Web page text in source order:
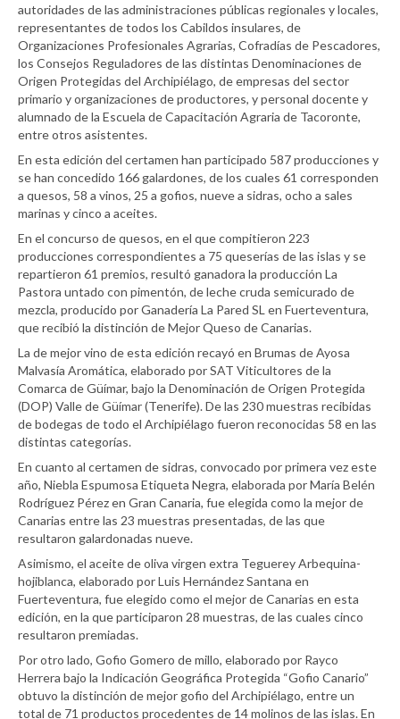
autoridades de las administraciones públicas regionales y locales,
representantes de todos los Cabildos insulares, de
Organizaciones Profesionales Agrarias, Cofradías de Pescadores,
los Consejos Reguladores de las distintas Denominaciones de
Origen Protegidas del Archipiélago, de empresas del sector
primario y organizaciones de productores, y personal docente y
alumnado de la Escuela de Capacitación Agraria de Tacoronte,
entre otros asistentes.
En esta edición del certamen han participado 587 producciones y
se han concedido 166 galardones, de los cuales 61 corresponden
a quesos, 58 a vinos, 25 a gofios, nueve a sidras, ocho a sales
marinas y cinco a aceites.
En el concurso de quesos, en el que compitieron 223
producciones correspondientes a 75 queserías de las islas y se
repartieron 61 premios, resultó ganadora la producción La
Pastora untado con pimentón, de leche cruda semicurado de
mezcla, producido por Ganadería La Pared SL en Fuerteventura,
que recibió la distinción de Mejor Queso de Canarias.
La de mejor vino de esta edición recayó en Brumas de Ayosa
Malvasía Aromática, elaborado por SAT Viticultores de la
Comarca de Güímar, bajo la Denominación de Origen Protegida
(DOP) Valle de Güímar (Tenerife). De las 230 muestras recibidas
de bodegas de todo el Archipiélago fueron reconocidas 58 en las
distintas categorías.
En cuanto al certamen de sidras, convocado por primera vez este
año, Niebla Espumosa Etiqueta Negra, elaborada por María Belén
Rodríguez Pérez en Gran Canaria, fue elegida como la mejor de
Canarias entre las 23 muestras presentadas, de las que
resultaron galardonadas nueve.
Asimismo, el aceite de oliva virgen extra Teguerey Arbequina-
hojiblanca, elaborado por Luis Hernández Santana en
Fuerteventura, fue elegido como el mejor de Canarias en esta
edición, en la que participaron 28 muestras, de las cuales cinco
resultaron premiadas.
Por otro lado, Gofio Gomero de millo, elaborado por Rayco
Herrera bajo la Indicación Geográfica Protegida “Gofio Canario”
obtuvo la distinción de mejor gofio del Archipiélago, entre un
total de 71 productos procedentes de 14 molinos de las islas. En